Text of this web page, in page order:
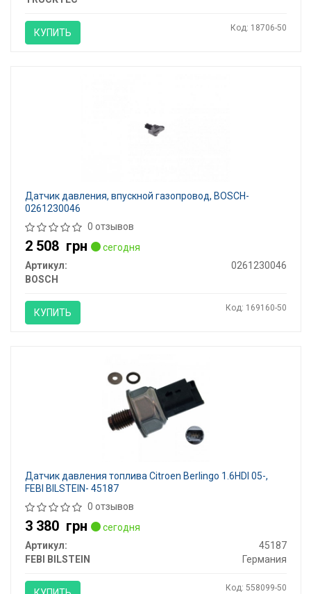
КУПИТЬ Код: 18706-50
Датчик давления, впускной газопровод, BOSCH-
0261230046
0 отзывов
2 508 грн
сегодня
Артикул:
0261230046
BOSCH
КУПИТЬ Код: 169160-50
Датчик давления топлива Citroen Berlingo 1.6HDI 05-,
FEBI BILSTEIN- 45187
0 отзывов
3 380 грн
сегодня
Артикул:
45187
FEBI BILSTEIN
Германия
Код: 558099-50